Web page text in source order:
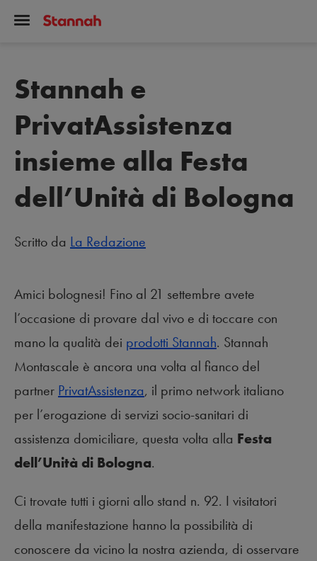
Stannah e
PrivatAssistenza
insieme alla Festa
dell’Unità di Bologna
Scritto da La Redazione
Amici bolognesi! Fino al 21 settembre avete
l’occasione di provare dal vivo e di toccare con
mano la qualità dei prodotti Stannah. Stannah
Montascale è ancora una volta al fianco del
partner PrivatAssistenza, il primo network italiano
per l’erogazione di servizi socio-sanitari di
assistenza domiciliare, questa volta alla Festa
dell’Unità di Bologna.
Ci trovate tutti i giorni allo stand n. 92. I visitatori
della manifestazione hanno la possibilità di
conoscere da vicino la nostra azienda, di osservare